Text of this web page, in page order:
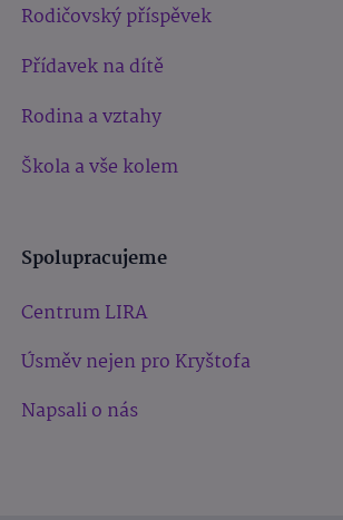
Rodičovský příspěvek
Přídavek na dítě
Rodina a vztahy
Škola a vše kolem
Spolupracujeme
Centrum LIRA
Úsměv nejen pro Kryštofa
Napsali o nás